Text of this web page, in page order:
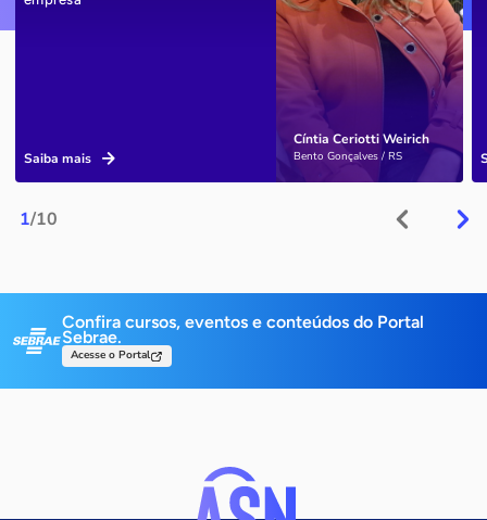
1/10
Cíntia Ceriotti Weirich
Bento Gonçalves / RS
Saiba mais
Confira cursos, eventos e conteúdos do Portal
Sebrae.
Acesse o Portal